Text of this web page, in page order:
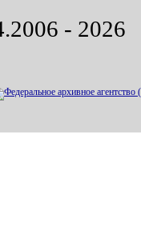
- 2026